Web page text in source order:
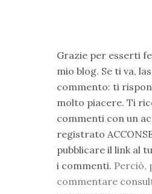
Grazie per esserti
mio blog. Se ti va,
commento: ti
molto piacere. Ti
commenti con un
registrato
pubblicare il link al
i commenti. Perciò,
commentare